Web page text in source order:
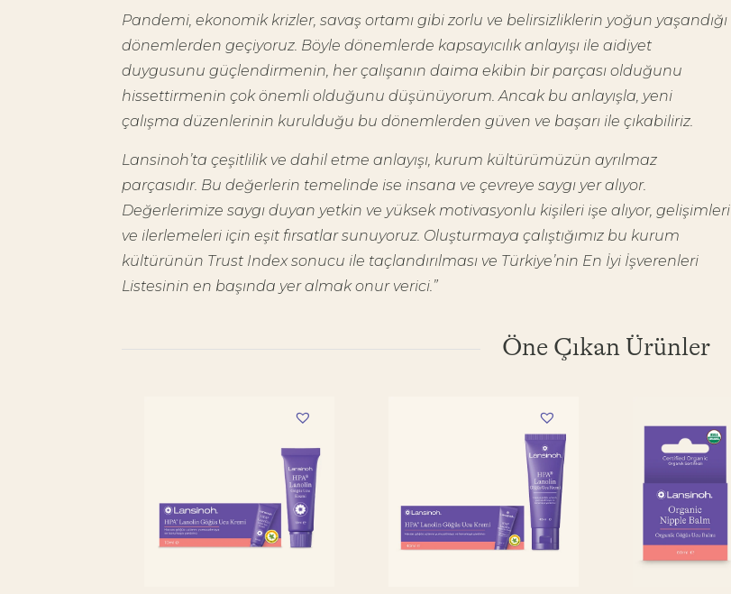
Pandemi, ekonomik krizler, savaş ortamı gibi zorlu ve belirsizliklerin yoğun yaşandığı
dönemlerden geçiyoruz. Böyle dönemlerde kapsayıcılık anlayışı ile aidiyet
duygusunu güçlendirmenin, her çalışanın daima ekibin bir parçası olduğunu
hissettirmenin çok önemli olduğunu düşünüyorum. Ancak bu anlayışla, yeni
çalışma düzenlerinin kurulduğu bu dönemlerden güven ve başarı ile çıkabiliriz.
Lansinoh’ta çeşitlilik ve dahil etme anlayışı, kurum kültürümüzün ayrılmaz
parçasıdır. Bu değerlerin temelinde ise insana ve çevreye saygı yer alıyor.
Değerlerimize saygı duyan yetkin ve yüksek motivasyonlu kişileri işe alıyor, gelişimleri
ve ilerlemeleri için eşit fırsatlar sunuyoruz. Oluşturmaya çalıştığımız bu kurum
kültürünün Trust Index sonucu ile taçlandırılması ve Türkiye’nin En İyi İşverenleri
Listesinin en başında yer almak onur verici.”
Öne Çıkan Ürünler